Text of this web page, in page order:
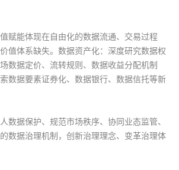
赋能体现在自由化的数据流通、交易过程
值体系缺失。数据资产化：深度研究数据权
数据定价、流转规则、数据收益分配机制
数据要素证券化、数据银行、数据信托等新
数据保护、规范市场秩序、协同业态监管、
数据治理机制，创新治理理念、变革治理体